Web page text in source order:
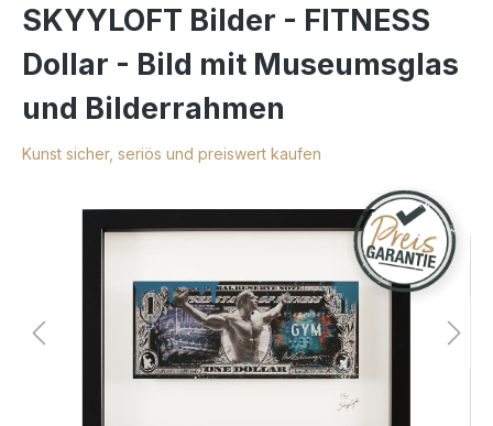
SKYYLOFT Bilder - FITNESS
Dollar - Bild mit Museumsglas
und Bilderrahmen
Kunst sicher, seriös und preiswert kaufen